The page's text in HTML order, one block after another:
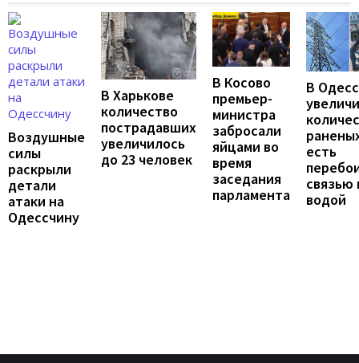
Воздушные
силы
раскрыли
детали
атаки на
Одессчину
В Харькове
количество
пострадавших
увеличилось
до 23 человек
В Косово
премьер-
министра
забросали
яйцами во
время
заседания
парламента
В
есть
связью
водой